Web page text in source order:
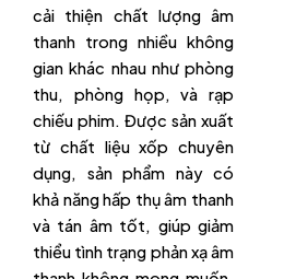
cải thiện chất lượng âm
thanh trong nhiều không
gian khác nhau như phòng
thu, phòng họp, và rạp
chiếu phim. Được sản xuất
từ chất liệu xốp chuyên
dụng, sản phẩm này có
khả năng hấp thụ âm thanh
và tán âm tốt, giúp giảm
thiểu tình trạng phản xạ âm